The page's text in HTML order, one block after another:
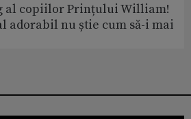
al copiilor Prințului William!
adorabil nu știe cum să-i mai